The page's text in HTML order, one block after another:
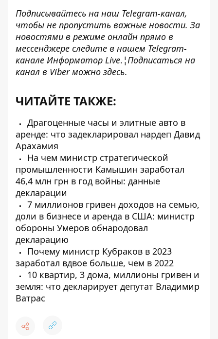
Подписывайтесь на наш Telegram-канал,
чтобы не пропустить важные новости. За
новостями в режиме онлайн прямо в
мессенджере следите в нашем Telegram-
канале Информатор Live. ¦Подписаться на
канал в Viber можно здесь.
ЧИТАЙТЕ ТАКЖЕ:
Драгоценные часы и элитные авто в
аренде: что задекларировал нардеп Давид
Арахамия
На чем министр стратегической
промышленности Камышин заработал
46,4 млн грн в год войны: данные
декларации
7 миллионов гривен доходов на семью,
доли в бизнесе и аренда в США: министр
обороны Умеров обнародовал
декларацию
Почему министр Кубраков в 2023
заработал вдвое больше, чем в 2022
10 квартир, 3 дома, миллионы гривен и
земля: что декларирует депутат Владимир
Ватрас